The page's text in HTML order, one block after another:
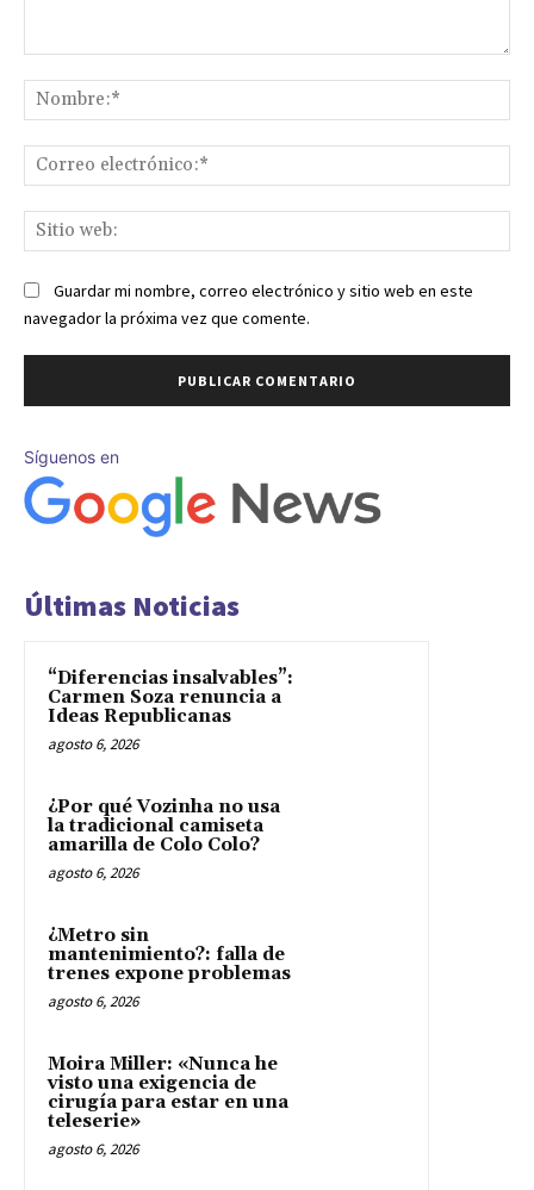
Guardar mi nombre, correo electrónico y sitio web en este
navegador la próxima vez que comente.
Síguenos en
Últimas Noticias
“Diferencias insalvables”:
Carmen Soza renuncia a
Ideas Republicanas
agosto 6, 2026
¿Por qué Vozinha no usa
la tradicional camiseta
amarilla de Colo Colo?
agosto 6, 2026
¿Metro sin
mantenimiento?: falla de
trenes expone problemas
agosto 6, 2026
Moira Miller: «Nunca he
visto una exigencia de
cirugía para estar en una
teleserie»
agosto 6, 2026